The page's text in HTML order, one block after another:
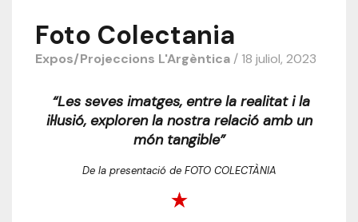
Foto Colectania
Expos/Projeccions L'Argèntica/ 18 juliol, 2023
“Les seves imatges, entre la realitat i la
il·lusió, exploren la nostra relació amb un
món tangible”
De la presentació de FOTO COLECTÀNIA